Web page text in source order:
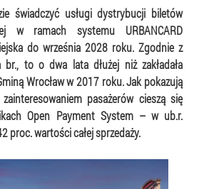
świadczyć usługi dystrybucji biletów
w ramach systemu URBANCARD
do września 2028 roku. Zgodnie z
to o dwa lata dłużej niż zakładała
Wrocław w 2017 roku. Jak pokazują
pasażerów cieszą się
Open Payment System – w ub.r.
proc. wartości całej sprzedaży.